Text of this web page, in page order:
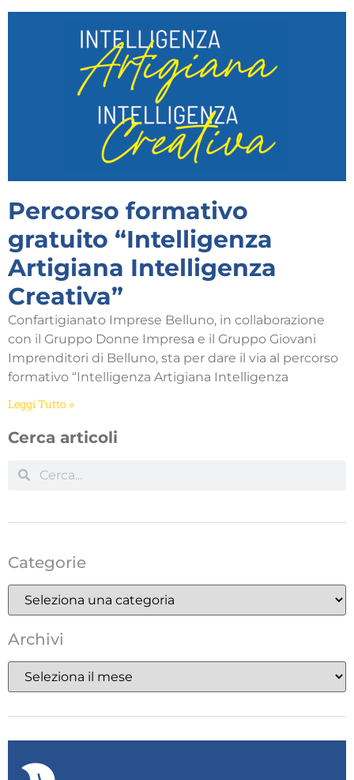
Percorso formativo
gratuito “Intelligenza
Artigiana Intelligenza
Creativa”
Confartigianato Imprese Belluno, in collaborazione
con il Gruppo Donne Impresa e il Gruppo Giovani
Imprenditori di Belluno, sta per dare il via al percorso
formativo “Intelligenza Artigiana Intelligenza
Leggi Tutto »
Cerca articoli
Categorie
Archivi